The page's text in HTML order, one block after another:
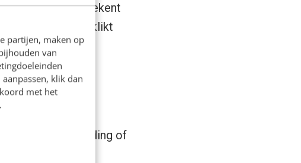
partijen, maken op
van
klik dan
met het
maar dat betekent
werd opengeklikt
klanten hebben
een link, afbeelding of
in je